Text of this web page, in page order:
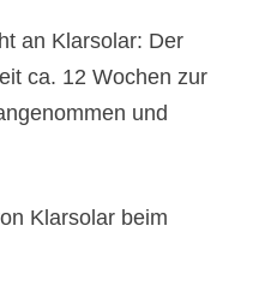
an Klarsolar: Der
ca. 12 Wochen zur
und
Klarsolar beim